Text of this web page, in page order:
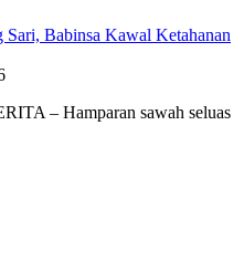
Sari, Babinsa Kawal Ketahanan
– Hamparan sawah seluas